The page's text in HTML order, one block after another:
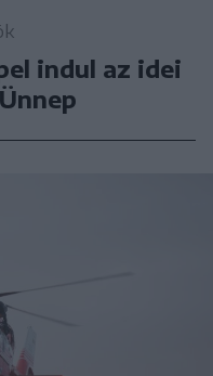
indul az idei